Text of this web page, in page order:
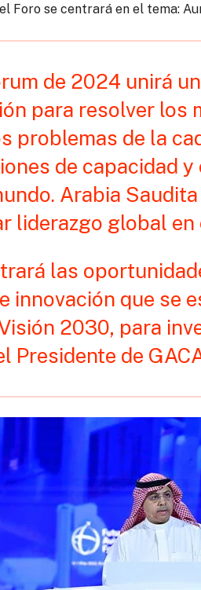
Foro se centrará en el tema:
de 2024 unirá
para resolver los
problemas de la
de capacidad
Arabia
liderazgo global en
las
innovación que se
2030, para
Presidente de